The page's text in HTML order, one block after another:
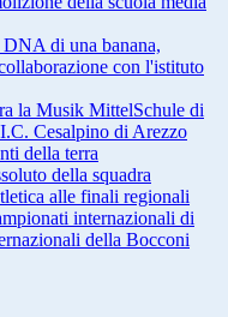
di una banana,
con l'istituto
la Musik MittelSchule di
Cesalpino di Arezzo
della terra
della squadra
alle finali regionali
internazionali di
della Bocconi